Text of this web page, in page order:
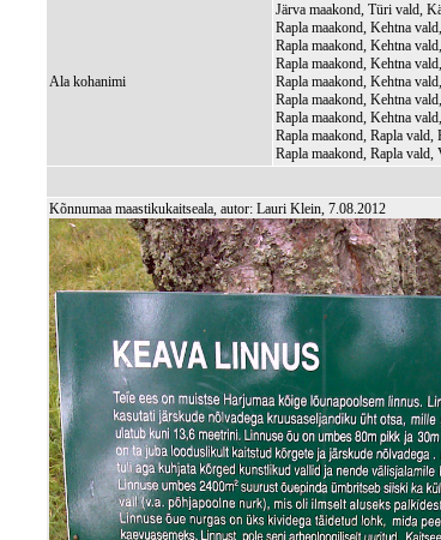
Ala kohanimi
Järva maakond, Türi vald,
Rapla maakond, Kehtna
Rapla maakond, Kehtna
Rapla maakond, Kehtna
Rapla maakond, Kehtna
Rapla maakond, Kehtna
Rapla maakond, Kehtna
Rapla maakond, Rapla
Rapla maakond, Rapla vald,
Kõnnumaa maastikukaitseala, autor: Lauri Klein, 7.08.2012